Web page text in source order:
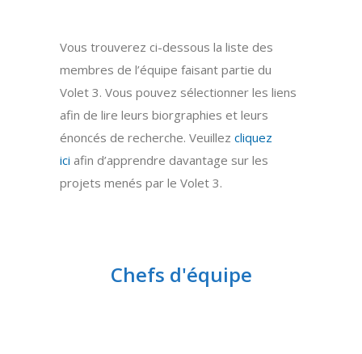
Vous trouverez ci-dessous la liste des
membres de l’équipe faisant partie du
Volet 3. Vous pouvez sélectionner les liens
afin de lire leurs biorgraphies et leurs
énoncés de recherche. Veuillez cliquez
ici afin d’apprendre davantage sur les
projets menés par le Volet 3.
Chefs d'équipe